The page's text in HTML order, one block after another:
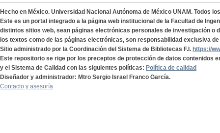
Hecho en México. Universidad Nacional Autónoma de México UNAM. Todos
Este es un portal integrado a la página web institucional de la Facultad de
distintos sitios web, sean páginas electrónicas personales de investigación o
los textos como de las páginas electrónicas, son responsabilidad exclusiva
Sitio administrado por la Coordinación del Sistema de Bibliotecas F.I. https://
Este repositorio se rige por los preceptos de protección de datos contenidos
y el Sistema de Calidad con las siguientes políticas: Política de calidad
Diseñador y administrador: Mtro Sergio Israel Franco García.
Contacto y asesoría